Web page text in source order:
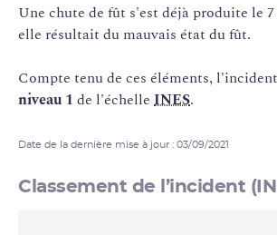
Une chute de fût s'est déjà produite le 7
elle résultait du mauvais état du fût.
Compte tenu de ces éléments,
niveau 1 de l'échelle INES.
Date de la dernière mise à jour : 03/09/2021
Classement de l’incident